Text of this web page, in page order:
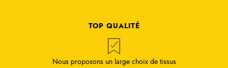
TOP QUALITÉ
Nous proposons un large choix de tissus